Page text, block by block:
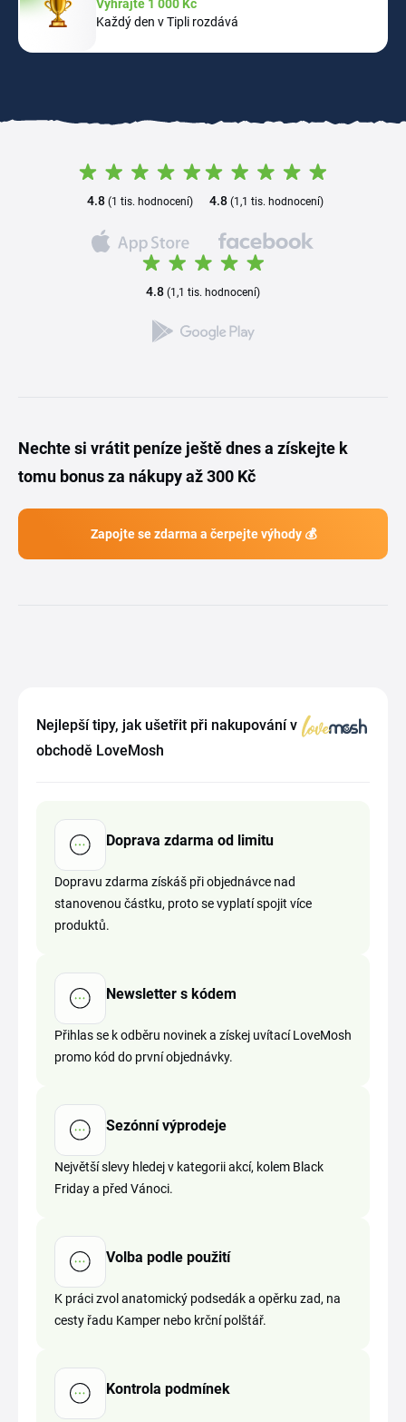
Vyhrajte 1 000 Kč
Každý den v Tipli rozdává
4.8 (1 tis. hodnocení) 4.8(1,1 tis. hodnocení)
4.8 (1,1 tis. hodnocení)
Nechte si vrátit peníze ještě dnes a získejte k
tomu bonus za nákupy až 300 Kč
Zapojte se zdarma a čerpejte výhody 💰
Nejlepší tipy, jak ušetřit při nakupování v
obchodě LoveMosh
Doprava zdarma od limitu
Dopravu zdarma získáš při objednávce nad
stanovenou částku, proto se vyplatí spojit více
produktů.
Newsletter s kódem
Přihlas se k odběru novinek a získej uvítací LoveMosh
promo kód do první objednávky.
Sezónní výprodeje
Největší slevy hledej v kategorii akcí, kolem Black
Friday a před Vánoci.
Volba podle použití
K práci zvol anatomický podsedák a opěrku zad, na
cesty řadu Kamper nebo krční polštář.
Kontrola podmínek